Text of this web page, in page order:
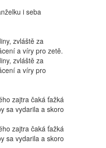
i seba
zvláště za
a víry pro zetě.
zvláště za
a víry pro
zajtra čaká ťažká
sa vydarila a skoro
zajtra čaká ťažká
sa vydarila a skoro